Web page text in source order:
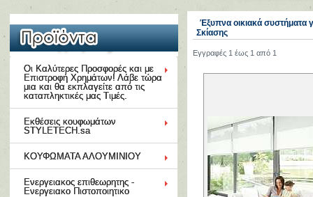
Οι Καλύτερες Προσφορές και με
Επιστροφή Χρημάτων! Λάβε τώρα
μια και θα εκπλαγείτε από τις
καταπληκτικές μας Τιμές.
Εκθέσεις κουφωμάτων
STYLETECH.sa
ΚΟΥΦΩΜΑΤΑ ΑΛΟΥΜΙΝΙΟΥ
Ενεργειακος επιθεωρητης -
Ενεργειακο Πιστοποιητικο
Έξυπνα οικιακά συστήματα
Σκίασης
Εγγραφές 1 έως 1 από 1